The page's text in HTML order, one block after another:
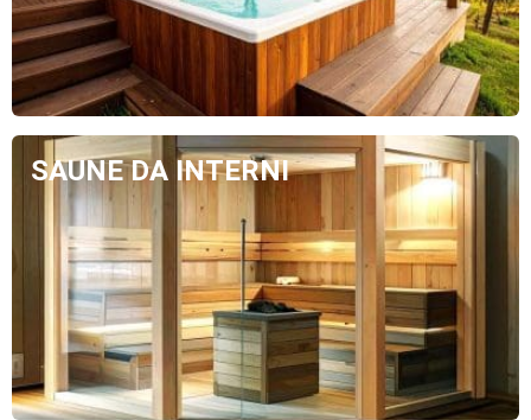
SAUNE DA INTERNI